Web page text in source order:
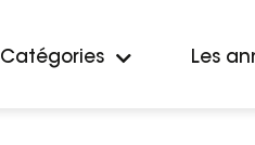
Catégories Les